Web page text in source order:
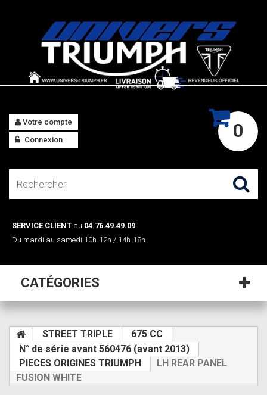
0
Votre compte
Connexion
SERVICE CLIENT au 04.76.49.49.09
Du mardi au samedi 10h-12h / 14h-18h
CATÉGORIES
STREET TRIPLE
675 CC
N° de série avant 560476 (avant 2013)
PIECES ORIGINES TRIUMPH
LH REAR PANEL
FUSION WHITE